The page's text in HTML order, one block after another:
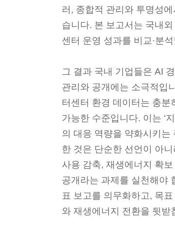
러, 종합적 관리와 투명성
습니다. 본 보고서는 국내
센터 운영 성과를 비교·분
그 결과 국내 기업들은 AI
관리와 공개에는 소극적입
터센터 환경 데이터는 충분
가능한 수준입니다. 이는 ‘
의 대응 역량을 약화시키는
한 것은 단순한 선언이 아
사용 감축, 재생에너지 확
공개라는 과제를 실천해야
표 보고를 의무화하고, 목
와 재생에너지 전환을 뒷받